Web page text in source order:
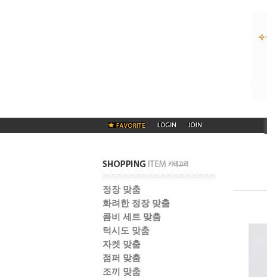
정장 맞춤
화려한 정장 맞춤
콤비 세트 맞춤
턱시도 맞춤
자켓 맞춤
점퍼 맞춤
조끼 맞춤